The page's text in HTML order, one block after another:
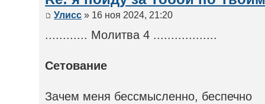
Улисс » 16 ноя 2024, 21:20
............ Молитва 4 ..................
Сетование
Зачем меня бессмысленно, беспечно